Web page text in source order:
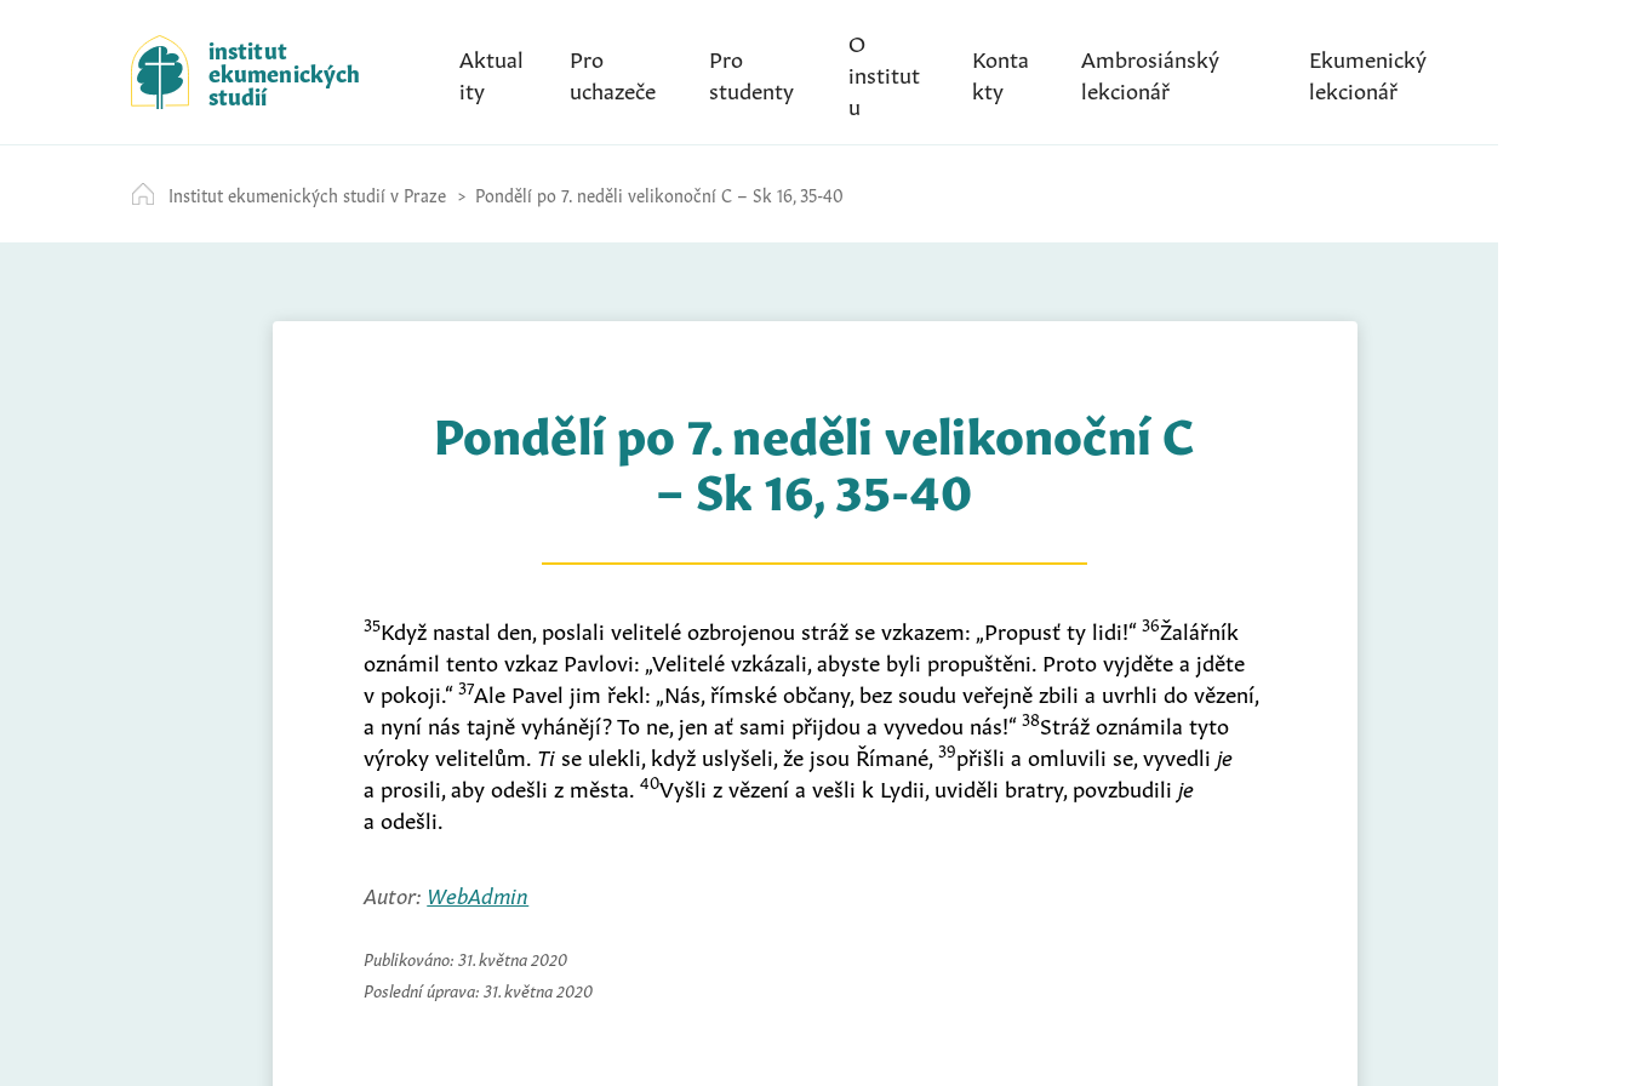
k
i
p
t
c
o
institut
ekumenických
studií
Aktual
ity
Pro
uchazeče
Pro
studenty
O
institut
u
Konta
kty
Ambrosiánský
lekcionář
Ekumenický
lekcionář
Institut ekumenických studií v Praze Pondělí po 7. neděli velikonoční C – Sk 16, 35-40
Pondělí po 7. neděli velikonoční C
– Sk 16, 35-40
35Když nastal den, poslali velitelé ozbrojenou stráž se vzkazem: „Propusť ty lidi!“36Žalářník
oznámil tento vzkaz Pavlovi: „Velitelé vzkázali, abyste byli propuštěni. Proto vyjděte a jděte
v pokoji.“37Ale Pavel jim řekl: „Nás, římské občany, bez soudu veřejně zbili a uvrhli do vězení,
a nyní nás tajně vyhánějí? To ne, jen ať sami přijdou a vyvedou nás!“38Stráž oznámila tyto
výroky velitelům. Ti se ulekli, když uslyšeli, že jsou Římané,39přišli a omluvili se, vyvedli je
a prosili, aby odešli z města.40Vyšli z vězení a vešli k Lydii, uviděli bratry, povzbudili je
a odešli.
Autor: WebAdmin
Publikováno: 31. května 2020
Poslední úprava: 31. května 2020